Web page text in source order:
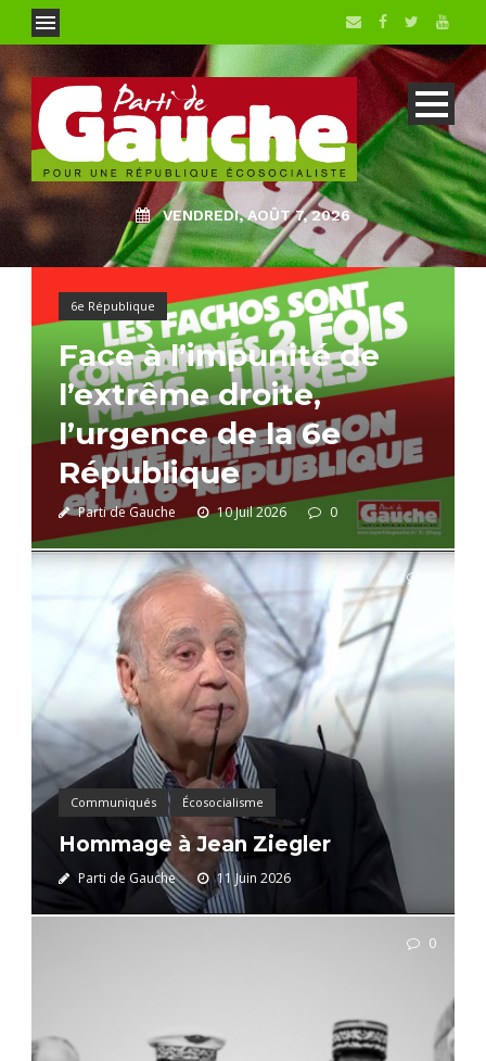
VENDREDI, AOÛT 7, 2026
6e République
Face à l’impunité de
l’extrême droite,
l’urgence de la 6e
République
Parti de Gauche 10 Juil 2026 0
Communiqués Écosocialisme
Hommage à Jean Ziegler
Parti de Gauche 11 Juin 2026
0